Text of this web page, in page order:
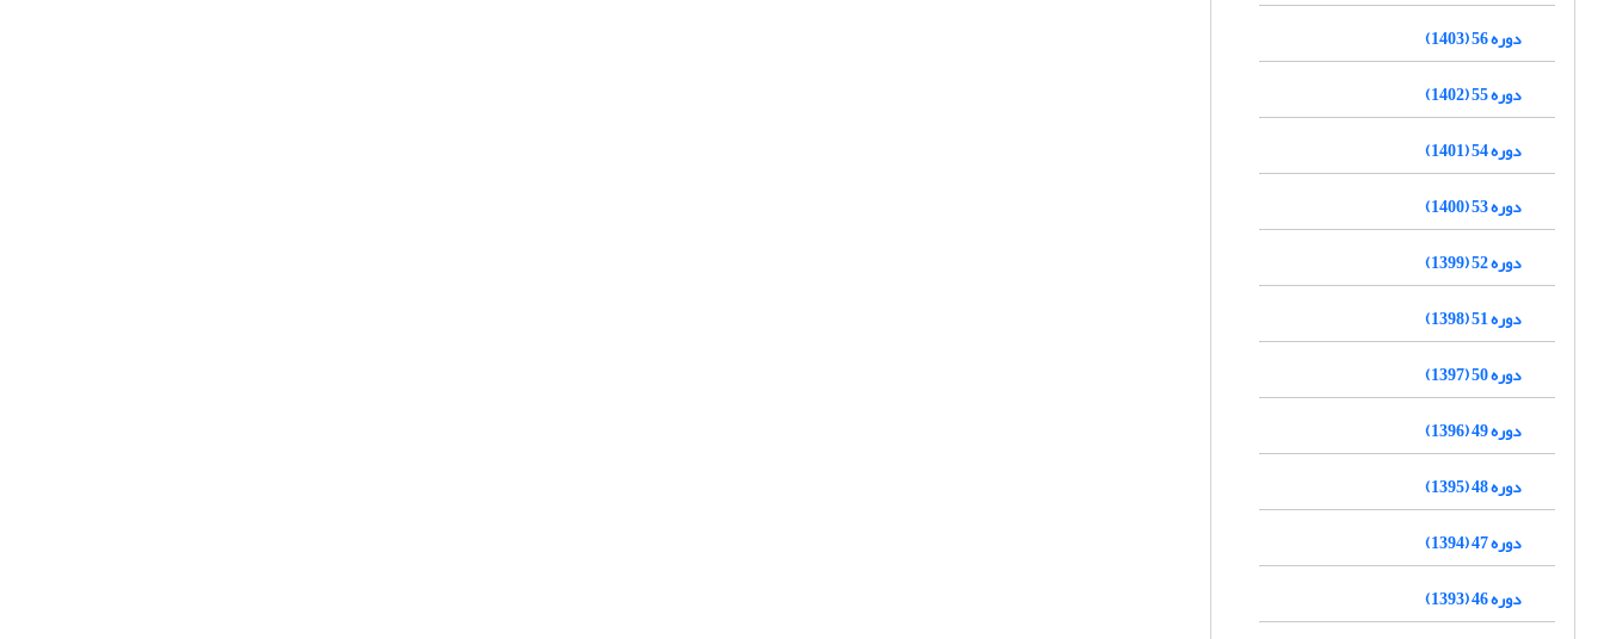
دوره 56 (1403)
دوره 55 (1402)
دوره 54 (1401)
دوره 53 (1400)
دوره 52 (1399)
دوره 51 (1398)
دوره 50 (1397)
دوره 49 (1396)
دوره 48 (1395)
دوره 47 (1394)
دوره 46 (1393)